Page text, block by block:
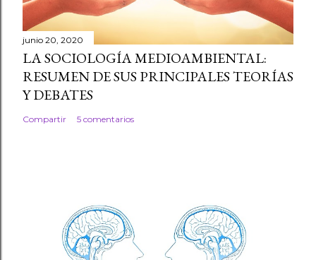
junio 20, 2020
LA SOCIOLOGÍA MEDIOAMBIENTAL:
RESUMEN DE SUS PRINCIPALES TEORÍAS
Y DEBATES
Compartir 5 comentarios